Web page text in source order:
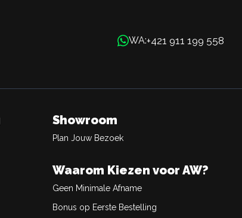
WA:+421 911 199 558
Showroom
Plan Jouw Bezoek
Waarom Kiezen voor AW?
Geen Minimale Afname
Bonus op Eerste Bestelling